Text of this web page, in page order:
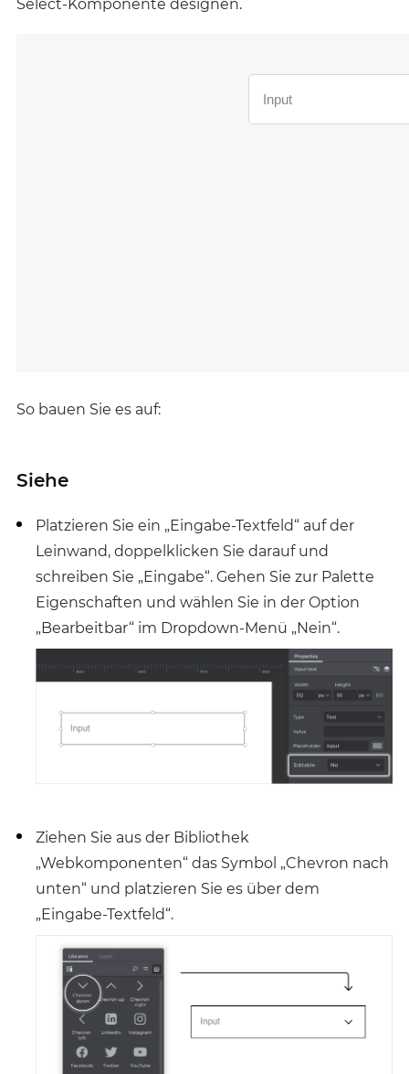
Select-Komponente designen.
So bauen Sie es auf:
Siehe
Platzieren Sie ein „Eingabe-Textfeld“ auf der
Leinwand, doppelklicken Sie darauf und
schreiben Sie „Eingabe“. Gehen Sie zur Palette
Eigenschaften und wählen Sie in der Option
„Bearbeitbar“ im Dropdown-Menü „Nein“.
Ziehen Sie aus der Bibliothek
„Webkomponenten“ das Symbol „Chevron nach
unten“ und platzieren Sie es über dem
„Eingabe-Textfeld“.